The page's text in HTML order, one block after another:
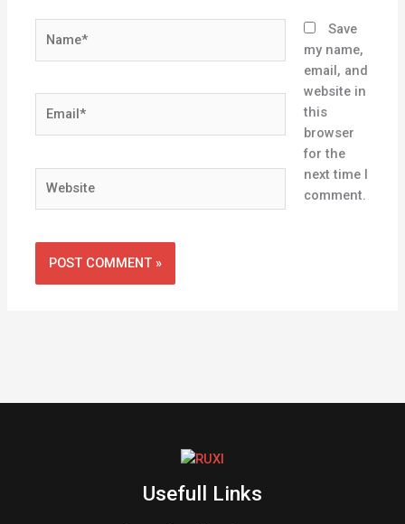
Save
my name,
email, and
website in
this
browser
for the
next time I
comment.
Usefull Links